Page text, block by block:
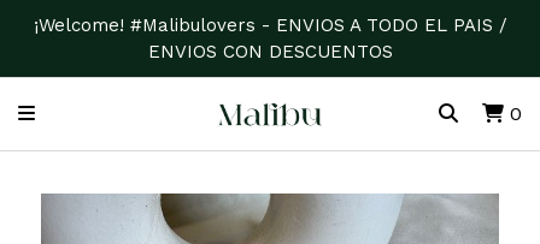
¡Welcome! #Malibulovers - ENVIOS A TODO EL PAIS /
ENVIOS CON DESCUENTOS
0